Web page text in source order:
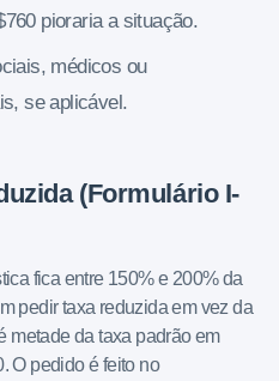
pioraria a situação.
médicos ou
se aplicável.
(Formulário I-
fica entre 150% e 200% da
pedir taxa reduzida em vez da
metade da taxa padrão em
O pedido é feito no